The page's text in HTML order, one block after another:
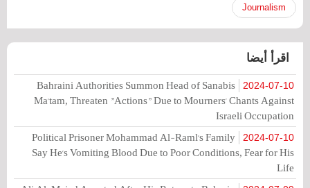
Journalism
اقرأ أيضا
2024-07-10
Bahraini Authorities Summon Head of Sanabis
Ma'tam, Threaten "Actions" Due to Mourners' Chants Against
Israeli Occupation
2024-07-10
Political Prisoner Mohammad Al-Raml's Family
Say He's Vomiting Blood Due to Poor Conditions, Fear for His
Life